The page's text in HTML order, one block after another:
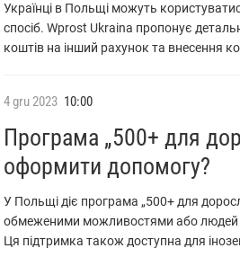
Українці в Польщі можуть
спосіб. Wprost Ukraina пропонує
коштів на інший рахунок та внесення
Програма „500+ для
оформити допомогу?
У Польщі діє програма „500+ для
обмеженими можливостями або людей
Ця підтримка також доступна для
4gru2023 10:00